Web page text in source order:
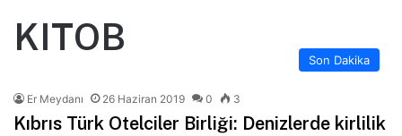
KITOB
Son Dakika
Er Meydanı 26 Haziran 2019 0 3
Kıbrıs Türk Otelciler Birliği: Denizlerde kirlilik